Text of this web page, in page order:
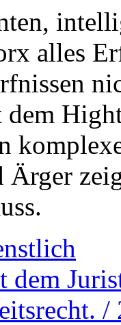
alles
dem
/